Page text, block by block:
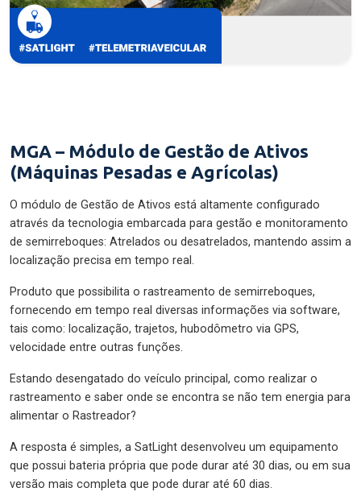
MGA – Módulo de Gestão de Ativos
(Máquinas Pesadas e Agrícolas)
O módulo de Gestão de Ativos está altamente configurado
através da tecnologia embarcada para gestão e monitoramento
de semirreboques: Atrelados ou desatrelados, mantendo assim a
localização precisa em tempo real.
Produto que possibilita o rastreamento de semirreboques,
fornecendo em tempo real diversas informações via software,
tais como: localização, trajetos, hubodômetro via GPS,
velocidade entre outras funções.
Estando desengatado do veículo principal, como realizar o
rastreamento e saber onde se encontra se não tem energia para
alimentar o Rastreador?
A resposta é simples, a SatLight desenvolveu um equipamento
que possui bateria própria que pode durar até 30 dias, ou em sua
versão mais completa que pode durar até 60 dias.